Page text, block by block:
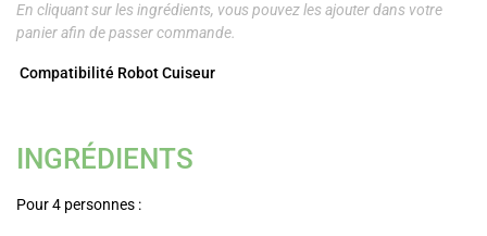
En cliquant sur les ingrédients, vous pouvez les ajouter dans votre
panier afin de passer commande.
Compatibilité Robot Cuiseur
INGRÉDIENTS
Pour 4 personnes :